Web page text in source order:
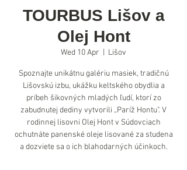
TOURBUS Lišov a
Olej Hont
Wed 10 Apr Lišov
Spoznajte unikátnu galériu masiek, tradičnú
Lišovskú izbu, ukážku keltského obydlia a
príbeh šikovných mladých ľudí, ktorí zo
zabudnutej dediny vytvorili „Paríž Hontu". V
rodinnej lisovni Olej Hont v Súdovciach
ochutnáte panenské oleje lisované za studena
a dozviete sa o ich blahodarných účinkoch.